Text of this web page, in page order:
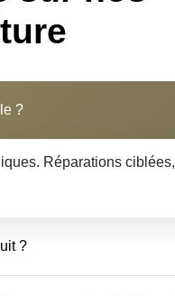
?
Réparations ciblées,
?